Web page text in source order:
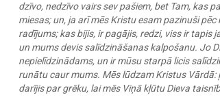
dzīvo, nedzīvo vairs sev pašiem, bet Tam, kas
miesas; un, ja arī mēs Kristu esam pazinuši
radījums; kas bijis, ir pagājis, redzi, viss ir tapis
un mums devis salīdzināšanas kalpošanu. Jo
nepielīdzinādams, un ir mūsu starpā licis
runātu caur mums. Mēs lūdzam Kristus Vārdā:
darījis par grēku, lai mēs Viņā kļūtu Dieva